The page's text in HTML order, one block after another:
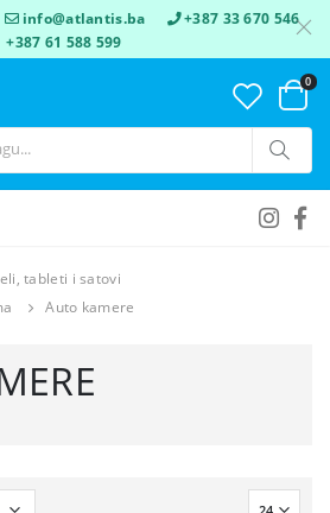
info@atlantis.ba
+387 33 670 546
+387 61 588 599
0
tableti i satovi
Auto kamere